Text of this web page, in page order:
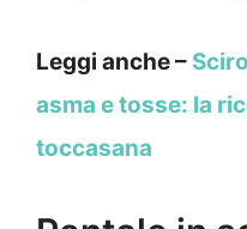
Leggi anche –
asma e tosse: la
toccasana